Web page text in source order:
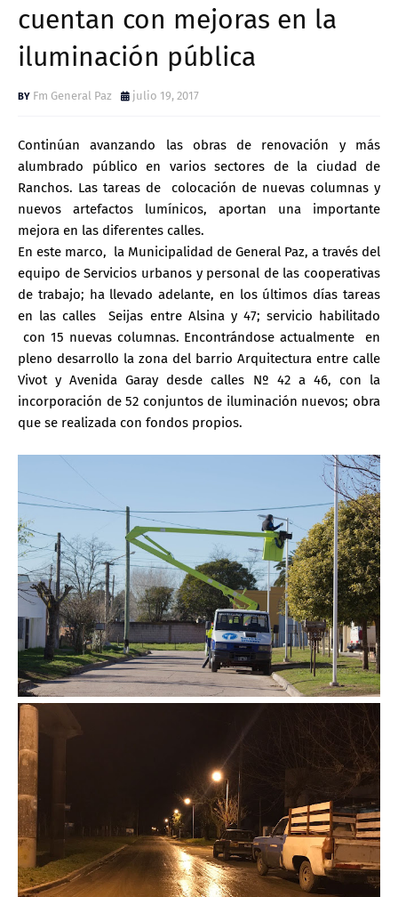
cuentan con mejoras en la
iluminación pública
Fm General Paz julio 19, 2017
Continúan avanzando las obras de renovación y más
alumbrado público en varios sectores de la ciudad de
Ranchos. Las tareas de colocación de nuevas columnas y
nuevos artefactos lumínicos, aportan una importante
mejora en las diferentes calles.
En este marco, la Municipalidad de General Paz, a través del
equipo de Servicios urbanos y personal de las cooperativas
de trabajo; ha llevado adelante, en los últimos días tareas
en las calles Seijas entre Alsina y 47; servicio habilitado
con 15 nuevas columnas. Encontrándose actualmente en
pleno desarrollo la zona del barrio Arquitectura entre calle
Vivot y Avenida Garay desde calles Nº 42 a 46, con la
incorporación de 52 conjuntos de iluminación nuevos; obra
que se realizada con fondos propios.